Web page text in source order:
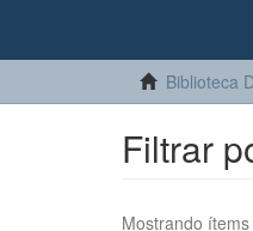
Biblioteca
Filtrar
Mostrando ítems